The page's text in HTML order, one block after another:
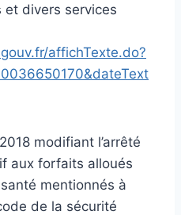
et divers services
affichTexte.do?
modifiant l’arrêté
aux forfaits alloués
mentionnés à
de la sécurité